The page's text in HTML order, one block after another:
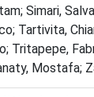
Simari,
Tartivita,
Tritapepe,
Mostafa;